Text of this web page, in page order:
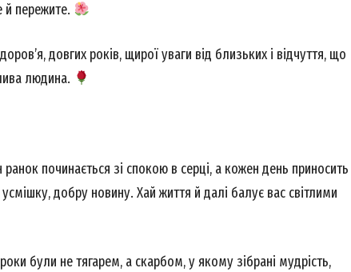
й пережите.
довгих років, щирої уваги від близьких і відчуття, що
людина.
починається зі спокою в серці, а кожен день приносить
добру новину. Хай життя й далі балує вас світлими
були не тягарем, а скарбом, у якому зібрані мудрість,